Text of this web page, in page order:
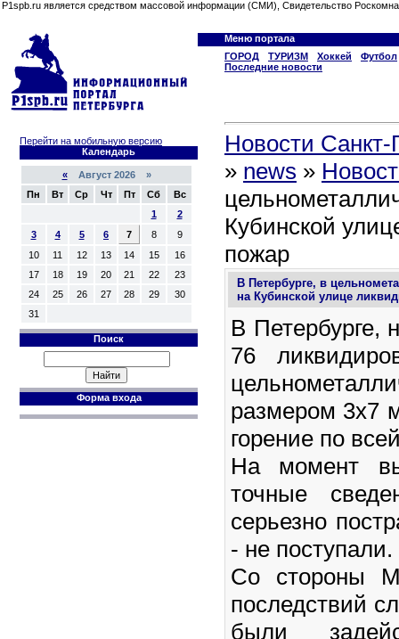
P1spb.ru является средством массовой информации (СМИ), Свидетельство
Меню портала
ГОРОД
ТУРИЗМ Хоккей
Футбол
Последние новости
Перейти на мобильную версию
Календарь
«Август 2026 »
Пн
Вт Ср Чт Пт Сб
Вс
1
2
3
4 5 6 7 8
9
10
11 12 13 14 15
16
17
18 19 20 21 22
23
24
25 26 27 28 29
30
31
Поиск
Форма входа
Новости Санкт-
» news »
Кубинской
пожар
В Петербурге, в
на Кубинской улице
В Петербурге,
76
размером 3х7
горение по
На момент
точные
серьезно
- не поступали.
Со стороны
последствий
были